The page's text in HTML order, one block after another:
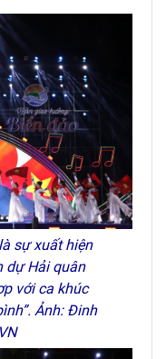
sự xuất hiện
dự Hải quân
với ca khúc
Ảnh: Đinh